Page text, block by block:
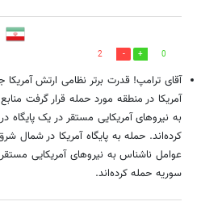
0
2
آقای ترامپ! قدرت برتر نظامی ارتش
آمریکا در منطقه مورد حمله قرار گرفت
به نیروهای آمریکایی مستقر در یک
کرده‌اند. حمله به پایگاه آمریکا در شمال
عوامل ناشناس به نیروهای آمریکایی
سوریه حمله کرده‌اند.